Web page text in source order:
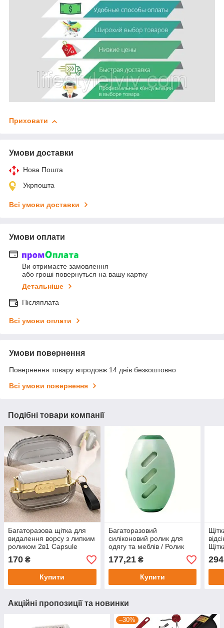
Приховати
Умови доставки
Нова Пошта
Укрпошта
Всі умови доставки
Умови оплати
Ви отримаєте замовлення
або гроші повернуться на вашу картку
Детальніше
Післяплата
Всі умови оплати
Умови повернення
Повернення товару впродовж 14 днів безкоштовно
Всі умови повернення
Подібні товари компанії
Багаторазова щітка для
видалення ворсу з липким
роликом 2в1 Capsule
Fuzzer, Сірий / Ролик для
видалення шерсті / Ролик
для одягу
170 ₴
Купити
Багаторазовий
силіконовий ролик для
одягу та меблів / Ролик
для видалення шерсті /
Ролик для догляду за
одягом
177,21₴
Купити
для
294
Акційні пропозиції та новинки
–30%